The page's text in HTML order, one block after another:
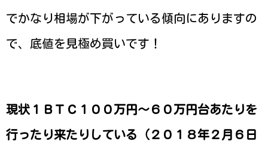
でかなり相場が下がっている傾向にありますの
で、底値を見極め買いです！
現状１ＢＴＣ１００万円～６０万円台あたりを
行ったり来たりしている（２０１８年２月６日